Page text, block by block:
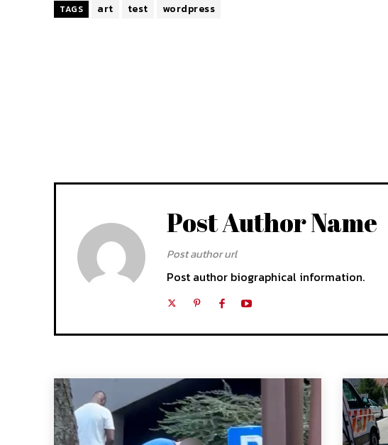
TAGS art test wordpress
Post Author Name
Post author url
Post author biographical information.